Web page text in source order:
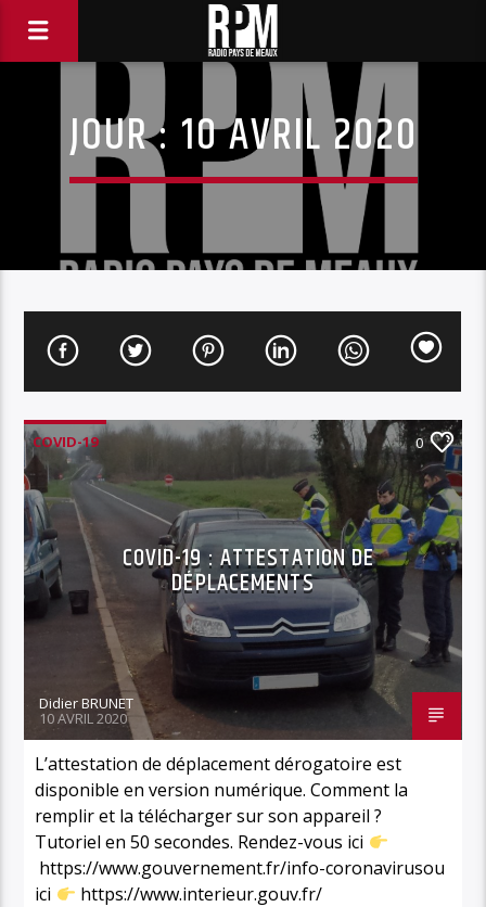
JOUR : 10 AVRIL 2020
COVID-19 0
COVID-19 : ATTESTATION DE
DÉPLACEMENTS
Didier BRUNET
10 AVRIL 2020
L’attestation de déplacement dérogatoire est
disponible en version numérique. Comment la
remplir et la télécharger sur son appareil ?
Tutoriel en 50 secondes. Rendez-vous ici
https://www.gouvernement.fr/info-coronavirusou
ici
https://www.interieur.gouv.fr/